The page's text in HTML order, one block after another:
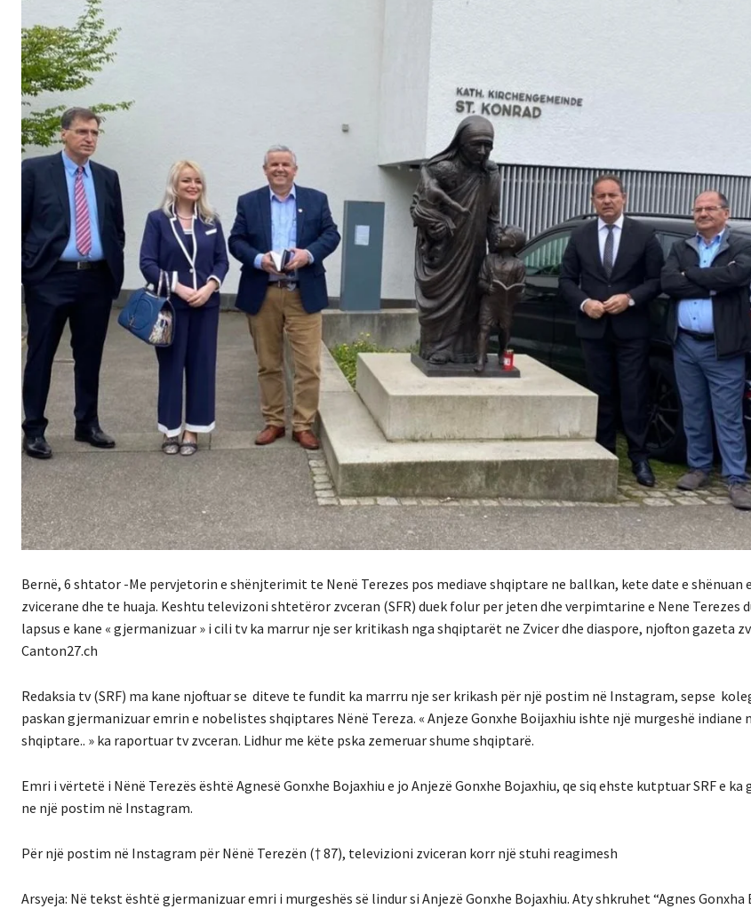
Bernë, 6 shtator -Me pervjetorin e shënjterimit te Nenë Terezes pos mediave shqiptare ne ballkan, kete date e shënuan
zvicerane dhe te huaja. Keshtu televizoni shtetëror zvceran (SFR) duek folur per jeten dhe verpimtarine e Nene Terezes
lapsus e kane « gjermanizuar » i cili tv ka marrur nje ser kritikash nga shqiptarët ne Zvicer dhe diaspore, njofton gazeta
Canton27.ch
Redaksia tv (SRF) ma kane njoftuar se diteve te fundit ka marrru nje ser krikash për një postim në Instagram, sepse
paskan gjermanizuar emrin e nobelistes shqiptares Nënë Tereza. « Anjeze Gonxhe Boijaxhiu ishte një murgeshë indiane
shqiptare.. » ka raportuar tv zvceran. Lidhur me këte pska zemeruar shume shqiptarë.
Emri i vërtetë i Nënë Terezës është Agnesë Gonxhe Bojaxhiu e jo Anjezë Gonxhe Bojaxhiu, qe siq ehste kutptuar SRF e
ne një postim në Instagram.
Për një postim në Instagram për Nënë Terezën († 87), televizioni zviceran korr një stuhi reagimesh
Arsyeja: Në tekst është gjermanizuar emri i murgeshës së lindur si Anjezë Gonxhe Bojaxhiu. Aty shkruhet “Agnes Gonxha